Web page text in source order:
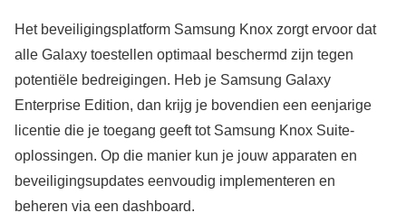
Het beveiligingsplatform Samsung Knox zorgt ervoor dat
alle Galaxy toestellen optimaal beschermd zijn tegen
potentiële bedreigingen. Heb je Samsung Galaxy
Enterprise Edition, dan krijg je bovendien een eenjarige
licentie die je toegang geeft tot Samsung Knox Suite-
oplossingen. Op die manier kun je jouw apparaten en
beveiligingsupdates eenvoudig implementeren en
beheren via een dashboard.